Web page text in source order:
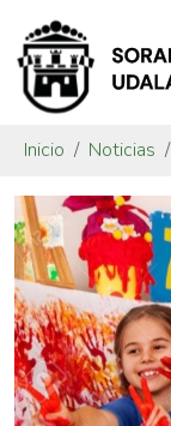
Inicio Noticias